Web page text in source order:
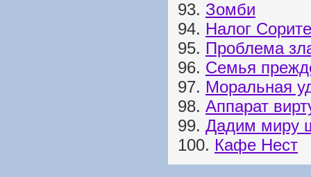
93. Зомби
94. Налог
95. Проблема
96. Семья
97. Моральная
98. Аппарат
99. Дадим миру
100. Кафе Нест